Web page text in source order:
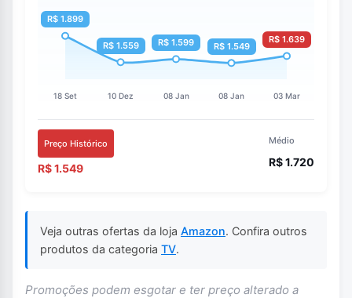
Preço Histórico
R$ 1.549
Médio
R$ 1.720
Veja outras ofertas da loja Amazon. Confira outros
produtos da categoria TV.
Promoções podem esgotar e ter preço alterado a